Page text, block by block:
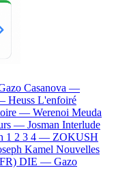
Casanova —
Heuss L'enfoiré
— Werenoi Meuda
— Josman Interlude
1 2 3 4 — ZOKUSH
Kamel Nouvelles
DIE — Gazo